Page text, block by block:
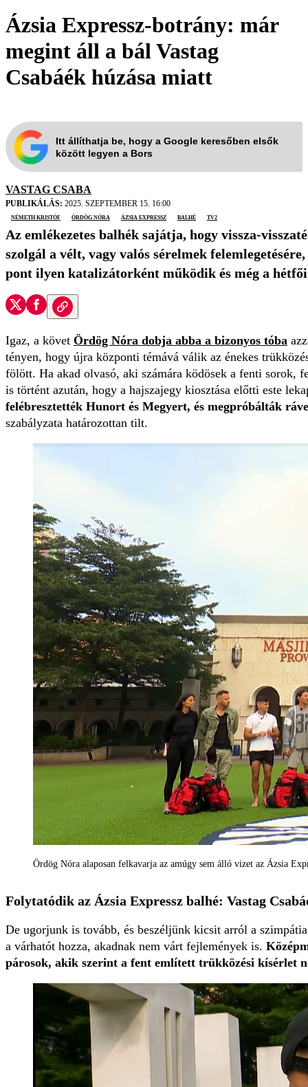
Ázsia Expressz-botrány: már
megint áll a bál Vastag
Csabáék húzása miatt
Itt állíthatja be, hogy a Google keresőben elsők
között legyen a Bors
VASTAG CSABA
PUBLIKÁLÁS: 2025. SZEPTEMBER 15. 16:00
Németh Kristóf
Ördög Nóra Ázsia Expressz balhé TV2
Az emlékezetes balhék sajátja, hogy vissza-
szolgál a vélt, vagy valós sérelmek
pont ilyen katalizátorként működik és még a
Igaz, a követ Ördög Nóra dobja abba a bizonyos tóba
tényen, hogy újra központi témává válik az énekes
fölött. Ha akad olvasó, aki számára ködösek a fenti sorok,
is történt azután, hogy a hajszajegy kiosztása előtti este
felébresztették Hunort és Megyert, és megpróbálták
szabályzata határozottan tilt.
Ördög Nóra alaposan felkavarja az amúgy sem álló vizet az Ázsia
Folytatódik az Ázsia Expressz balhé: Vastag
De ugorjunk is tovább, és beszéljünk kicsit arról a
a várhatót hozza, akadnak nem várt fejlemények is.
párosok, akik szerint a fent említett trükközési kísérlet